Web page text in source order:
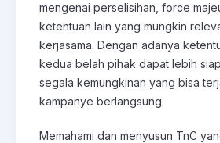
mengenai perselisihan, force
ketentuan lain yang mungkin
kerjasama. Dengan adanya
kedua belah pihak dapat lebih
segala kemungkinan yang bisa
kampanye berlangsung.
Memahami dan menyusun TnC